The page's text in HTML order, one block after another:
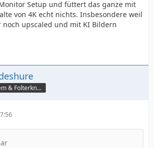
Setup und füttert das ganze mit
von 4K echt nichts. Insbesondere weil
noch upscaled und mit KI Bildern
Methusalem & Folterknecht